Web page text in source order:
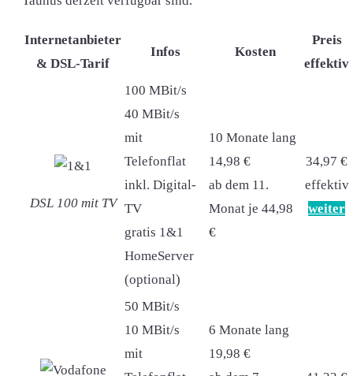
Internetanbieter
& DSL-Tarif
Infos Kosten
Preis
effektiv
DSL 100 mit TV
100 MBit/s
40 MBit/s
mit
Telefonflat
inkl. Digital-
TV
gratis 1&1
HomeServer
(optional)
10 Monate lang
14,98 €
ab dem 11.
Monat je 44,98
€
34,97 €
effektiv
weiter
50 MBit/s
10 MBit/s
mit
6 Monate lang
19,98 €